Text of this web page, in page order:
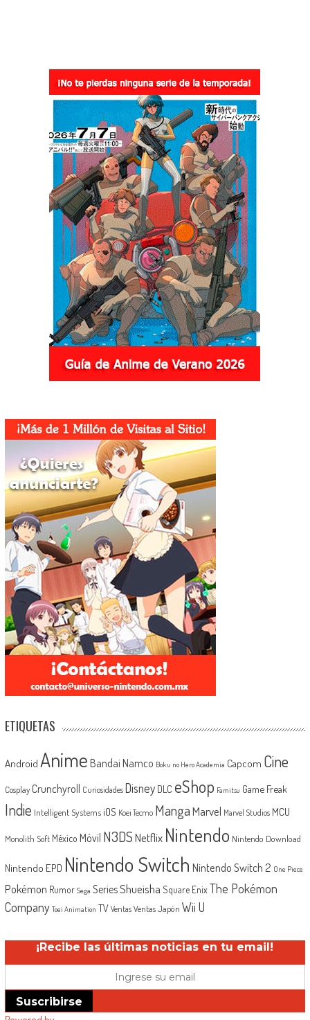
ETIQUETAS
Android Anime Bandai Namco Boku no Hero Academia Capcom Cine
Cosplay Crunchyroll Curiosidades Disney DLC eShop Famitsu Game Freak
Indie Intelligent Systems iOS Koei Tecmo MangaMarvel Marvel Studios MCU
Monolith Soft México Móvil N3DSNetflix Nintendo Nintendo Download
Nintendo EPD Nintendo Switch Nintendo Switch 2 One Piece
Pokémon Rumor Sega SeriesShueisha Square EnixThe Pokémon
Company Toei Animation TV Ventas Ventas Japón Wii U
¡Recibe las últimas noticias en tu email!
Suscribirse